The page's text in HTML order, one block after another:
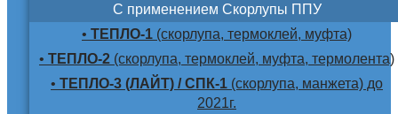
С применением Скорлупы ППУ
• ТЕПЛО-1 (скорлупа, термоклей, муфта)
• ТЕПЛО-2 (скорлупа, термоклей, муфта, термолента)
• ТЕПЛО-3 (ЛАЙТ) / СПК-1 (скорлупа, манжета) до
2021г.